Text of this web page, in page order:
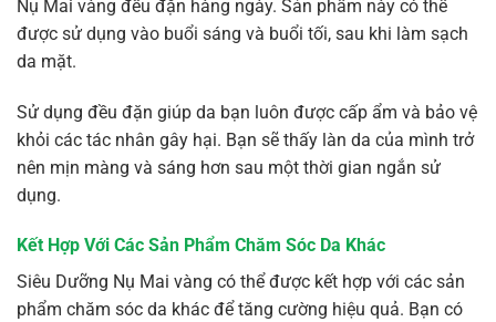
Nụ Mai vàng đều đặn hàng ngày. Sản phẩm này có thể
được sử dụng vào buổi sáng và buổi tối, sau khi làm sạch
da mặt.
Sử dụng đều đặn giúp da bạn luôn được cấp ẩm và bảo vệ
khỏi các tác nhân gây hại. Bạn sẽ thấy làn da của mình trở
nên mịn màng và sáng hơn sau một thời gian ngắn sử
dụng.
Kết Hợp Với Các Sản Phẩm Chăm Sóc Da Khác
Siêu Dưỡng Nụ Mai vàng có thể được kết hợp với các sản
phẩm chăm sóc da khác để tăng cường hiệu quả. Bạn có